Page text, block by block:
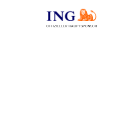
OFFIZIELLER HAUPTSPONSOR